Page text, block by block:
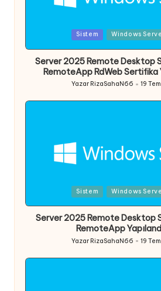
Sistem Windows
Server 2025 Remote Desktop
RemoteApp RdWeb Sertifika
Posted
by
Yazar RizaSahaN66 19
Sistem Windows
Server 2025 Remote Desktop
RemoteApp
Posted
Yazar RizaSahaN66 19